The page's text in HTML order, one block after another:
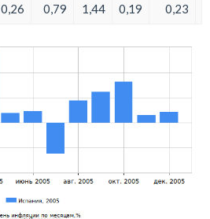
0,26 0,79 1,44 0,19 0,23